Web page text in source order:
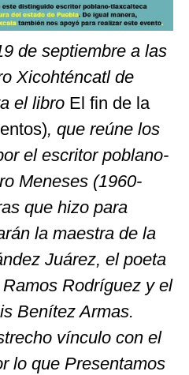
de septiembre a las
Xicohténcatl de
el libro El fin de la
, que reúne los
el escritor poblano-
Meneses (1960-
que hizo para
la maestra de la
Juárez, el poeta
Rodríguez y el
Benítez Armas.
vínculo con el
lo que Presentamos